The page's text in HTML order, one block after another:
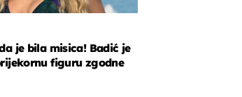
je bila misica! Badić je
figuru zgodne